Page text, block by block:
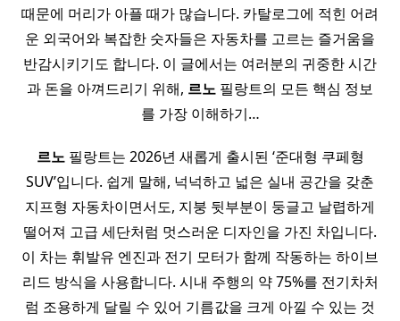
때문에 머리가 아플 때가 많습니다. 카탈로그에 적힌 어려
운 외국어와 복잡한 숫자들은 자동차를 고르는 즐거움을
반감시키기도 합니다. 이 글에서는 여러분의 귀중한 시간
과 돈을 아껴드리기 위해, 르노 필랑트의 모든 핵심 정보
를 가장 이해하기…
르노필랑트는 2026년 새롭게 출시된 ‘준대형 쿠페형
SUV’입니다. 쉽게 말해, 넉넉하고 넓은 실내 공간을 갖춘
지프형 자동차이면서도, 지붕 뒷부분이 둥글고 날렵하게
떨어져 고급 세단처럼 멋스러운 디자인을 가진 차입니다.
이 차는 휘발유 엔진과 전기 모터가 함께 작동하는 하이브
리드 방식을 사용합니다. 시내 주행의 약 75%를 전기차처
럼 조용하게 달릴 수 있어 기름값을 크게 아낄 수 있는 것